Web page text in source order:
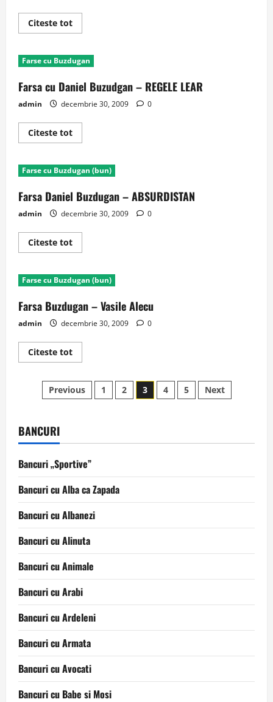
Citeste totRead
more
Buzudgan
–
Carneci
Farse cu Buzdugan
Farsa cu Daniel Buzudgan – REGELE LEAR
admin decembrie 30, 2009 0
Citeste totRead
more
cu
Daniel
–
REGELE
LEAR
Farse cu Buzdugan (bun)
Farsa Daniel Buzdugan – ABSURDISTAN
admin decembrie 30, 2009 0
Citeste totRead
more
Daniel
Buzdugan
ABSURDISTAN
Farse cu Buzdugan (bun)
Farsa Buzdugan – Vasile Alecu
admin decembrie 30, 2009 0
Citeste totRead
more
Buzdugan
–
Vasile
Paginație
Previous 1 2 3 4 5 Next
BANCURI
Bancuri „Sportive”
Bancuri cu Alba ca Zapada
Bancuri cu Albanezi
Bancuri cu Alinuta
Bancuri cu Animale
Bancuri cu Arabi
Bancuri cu Ardeleni
Bancuri cu Armata
Bancuri cu Avocati
Bancuri cu Babe si Mosi